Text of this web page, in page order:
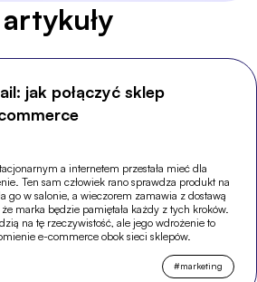
jak połączyć sklep
a internetem przestała mieć dla
Ten sam człowiek rano sprawdza produkt na
go w salonie, a wieczorem zamawia z dostawą
marka będzie pamiętała każdy z tych kroków.
na tę rzeczywistość, ale jego wdrożenie to
e-commerce obok sieci sklepów.
#marketing